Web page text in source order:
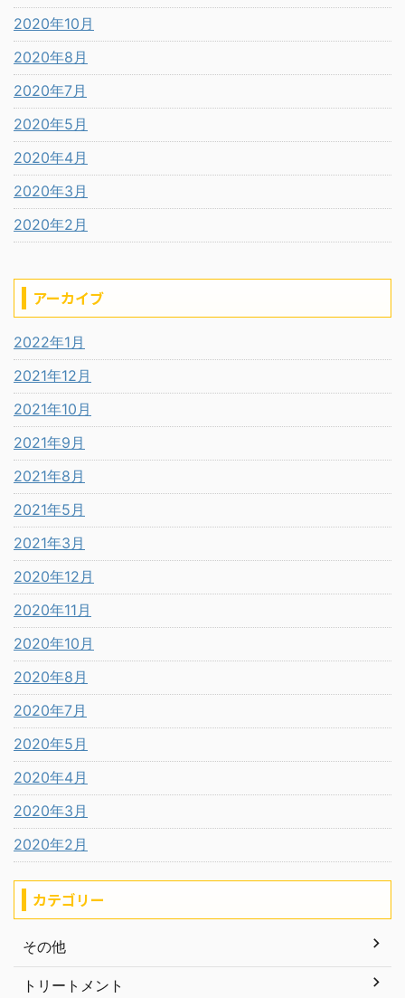
2020年10月
2020年8月
2020年7月
2020年5月
2020年4月
2020年3月
2020年2月
アーカイブ
2022年1月
2021年12月
2021年10月
2021年9月
2021年8月
2021年5月
2021年3月
2020年12月
2020年11月
2020年10月
2020年8月
2020年7月
2020年5月
2020年4月
2020年3月
2020年2月
カテゴリー
その他
トリートメント